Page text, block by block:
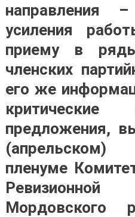
направления –
усиления
приему в
членских
его же
предложения,
пленуме
Мордовского